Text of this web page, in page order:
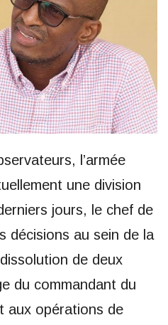
l’armée
une division
jours, le chef de
décisions au sein de la
de deux
du commandant du
aux opérations de